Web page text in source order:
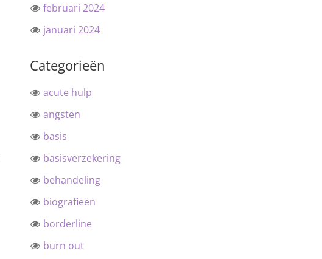
februari 2024
januari 2024
Categorieën
acute hulp
angsten
basis
basisverzekering
behandeling
biografieën
borderline
burn out